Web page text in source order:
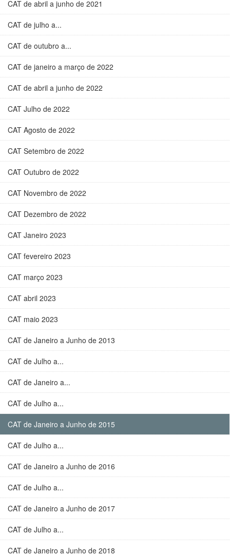
CAT de abril a junho de 2021
CAT de julho a...
CAT de outubro a...
CAT de janeiro a março de 2022
CAT de abril a junho de 2022
CAT Julho de 2022
CAT Agosto de 2022
CAT Setembro de 2022
CAT Outubro de 2022
CAT Novembro de 2022
CAT Dezembro de 2022
CAT Janeiro 2023
CAT fevereiro 2023
CAT março 2023
CAT abril 2023
CAT maio 2023
CAT de Janeiro a Junho de 2013
CAT de Julho a...
CAT de Janeiro a...
CAT de Julho a...
CAT de Janeiro a Junho de 2015
CAT de Julho a...
CAT de Janeiro a Junho de 2016
CAT de Julho a...
CAT de Janeiro a Junho de 2017
CAT de Julho a...
CAT de Janeiro a Junho de 2018